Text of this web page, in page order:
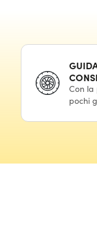
Con la
pochi